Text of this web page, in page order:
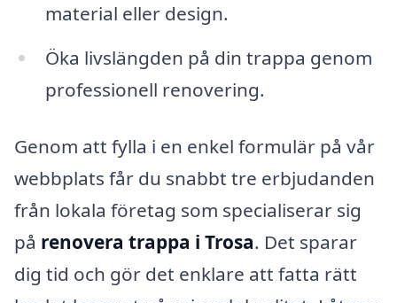
material eller design.
Öka livslängden på din trappa genom
professionell renovering.
Genom att fylla i en enkel formulär på vår
webbplats får du snabbt tre erbjudanden
från lokala företag som specialiserar sig
på renovera trappa i Trosa. Det sparar
dig tid och gör det enklare att fatta rätt